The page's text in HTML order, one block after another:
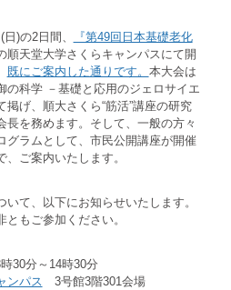
)の2日間、
『第49回日本基礎老化
順天堂大学さくらキャンパスにて開
既にご案内した通りです。 本大会は
の科学 －基礎と応用のジェロサイエ
げ、順大さくら“筋活”講座の研究
長を務めます。そして、一般の方々
グラムとして、市民公開講座が開催
、ご案内いたします。
て、以下にお知らせいたします。
ともご参加ください。
30分～14時30分
ンパス
3号館3階301会場